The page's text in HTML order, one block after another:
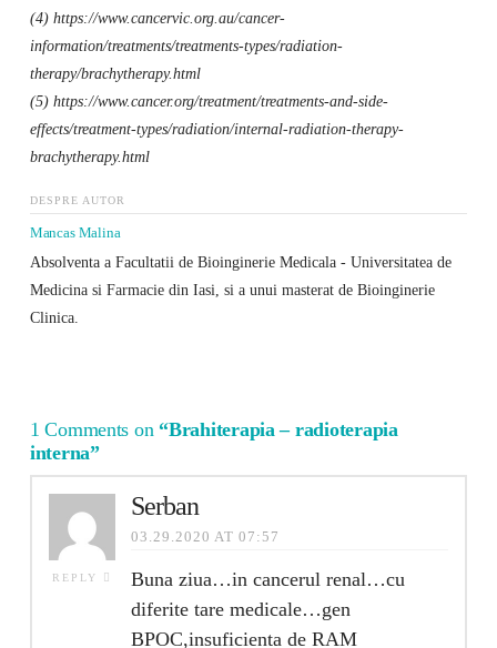
(4) https://www.cancervic.org.au/cancer-
information/treatments/treatments-types/radiation-
therapy/brachytherapy.html
(5) https://www.cancer.org/treatment/treatments-and-side-
effects/treatment-types/radiation/internal-radiation-therapy-
brachytherapy.html
DESPRE AUTOR
Mancas Malina
Absolventa a Facultatii de Bioinginerie Medicala - Universitatea de
Medicina si Farmacie din Iasi, si a unui masterat de Bioinginerie
Clinica.
1 Comments on “Brahiterapia – radioterapia
interna”
REPLY
Serban
03.29.2020 AT 07:57
Buna ziua…in cancerul renal…cu
diferite tare medicale…gen
BPOC,insuficienta de RAM